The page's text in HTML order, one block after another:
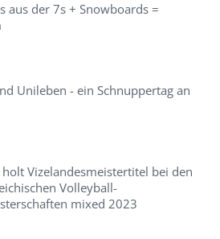
aus der 7s + Snowboards =
Unileben - ein Schnuppertag an
holt Vizelandesmeistertitel bei den
Volleyball-
mixed 2023